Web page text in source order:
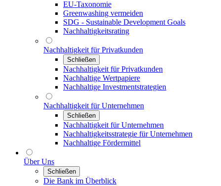
EU-Taxonomie
Greenwashing vermeiden
SDG - Sustainable Development Goals
Nachhaltigkeitsrating
Nachhaltigkeit für Privatkunden
Schließen
Nachhaltigkeit für Privatkunden
Nachhaltige Wertpapiere
Nachhaltige Investmentstrategien
Nachhaltigkeit für Unternehmen
Schließen
Nachhaltigkeit für Unternehmen
Nachhaltigkeitsstrategie für Unternehmen
Nachhaltige Fördermittel
Über Uns
Schließen
Die Bank im Überblick